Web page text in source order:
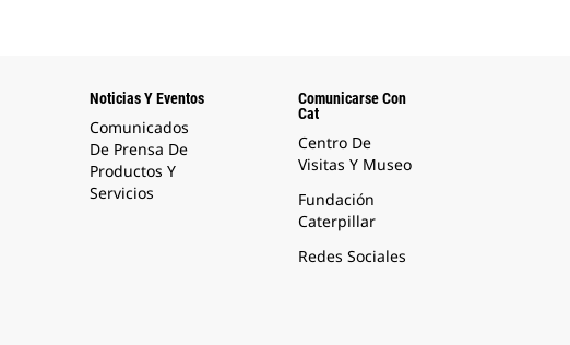
Noticias Y Eventos
Comunicados
De Prensa De
Productos Y
Servicios
Comunicarse Con
Cat
Centro De
Visitas Y Museo
Fundación
Caterpillar
Redes Sociales